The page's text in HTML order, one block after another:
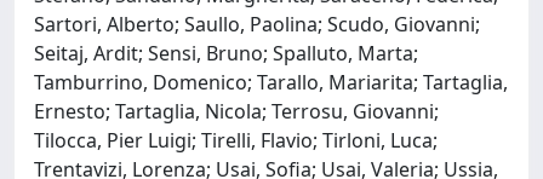
Sartori, Alberto; Saullo, Paolina; Scudo, Giovanni;
Seitaj, Ardit; Sensi, Bruno; Spalluto, Marta;
Tamburrino, Domenico; Tarallo, Mariarita; Tartaglia,
Ernesto; Tartaglia, Nicola; Terrosu, Giovanni;
Tilocca, Pier Luigi; Tirelli, Flavio; Tirloni, Luca;
Trentavizi, Lorenza; Usai, Sofia; Usai, Valeria; Ussia,